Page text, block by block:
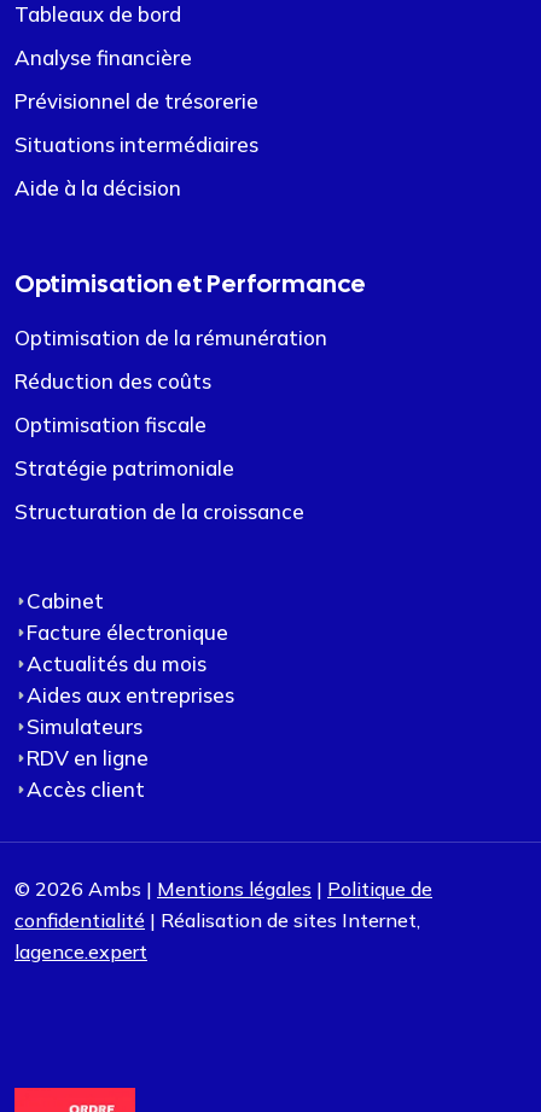
Tableaux de bord
Analyse financière
Prévisionnel de trésorerie
Situations intermédiaires
Aide à la décision
Optimisation et Performance
Optimisation de la rémunération
Réduction des coûts
Optimisation fiscale
Stratégie patrimoniale
Structuration de la croissance
Cabinet
Facture électronique
Actualités du mois
Aides aux entreprises
Simulateurs
RDV en ligne
Accès client
© 2026 Ambs | Mentions légales | Politique de
confidentialité | Réalisation de sites Internet,
lagence.expert